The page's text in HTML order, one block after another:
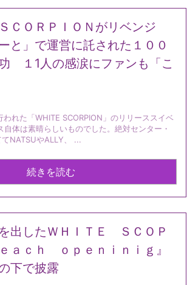
ＣＯＲＰＩＯＮがリベンジ
と」で運営に託された１００
１1人の感涙にファンも「こ
れた「WHITE SCORPION」のリリーススイベ
自体は素晴らしいものでした。絶対センター・
NATSUやALLY、 ...
続きを読む
出したＷＨＩＴＥ ＳＣＯＰ
ａｃｈ ｏｐｅｎｉｎｉｇ』
下で披露